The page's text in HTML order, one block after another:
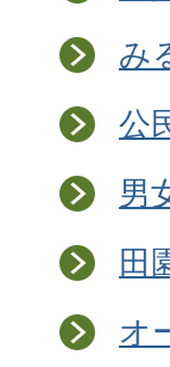
み
公
男
田
オ